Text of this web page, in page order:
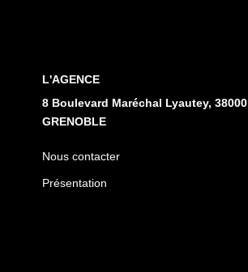
L'AGENCE
8 Boulevard Maréchal Lyautey, 38000
GRENOBLE
Nous contacter
Présentation